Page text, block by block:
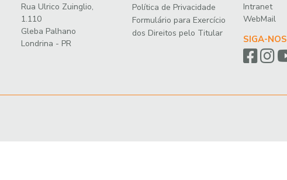
Rua Ulrico Zuinglio,
1.110
Gleba Palhano
Londrina - PR
Política de Privacidade
Formulário para Exercício
dos Direitos pelo Titular
Intranet
WebMail
SIGA-NOS